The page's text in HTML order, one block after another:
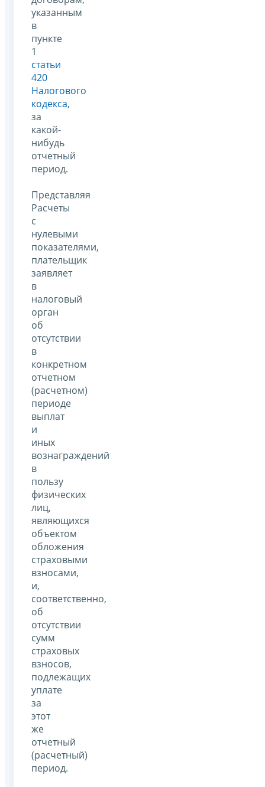
указанным
в
пункте
1
статьи
420
Налогового
кодекса,
за
какой-
нибудь
отчетный
период.
Представляя
Расчеты
с
нулевыми
показателями,
плательщик
заявляет
в
налоговый
орган
об
отсутствии
в
конкретном
отчетном
(расчетном)
периоде
выплат
и
иных
вознаграждений
в
пользу
физических
лиц,
являющихся
объектом
обложения
страховыми
взносами,
и,
соответственно,
об
отсутствии
сумм
страховых
взносов,
подлежащих
уплате
за
этот
же
отчетный
(расчетный)
период.